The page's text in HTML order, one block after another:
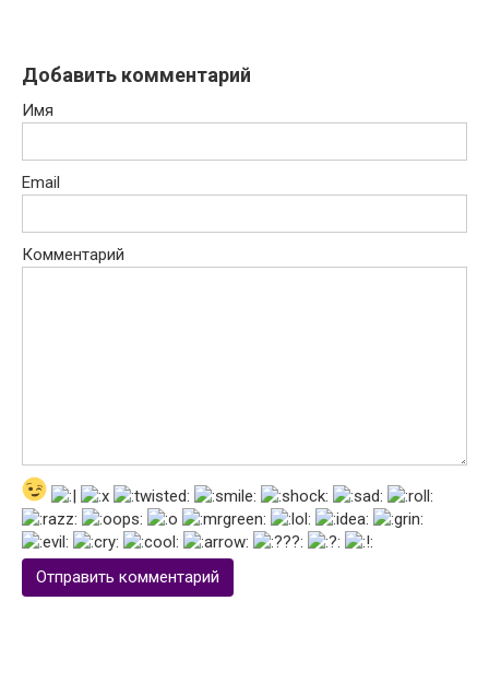
Добавить комментарий
Имя
Email
Комментарий